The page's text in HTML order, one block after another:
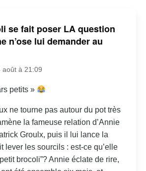
se fait poser LA question
n’ose lui demander au
août à 21:09
petits »
ne tourne pas autour du pot très
la fameuse relation d’Annie
Groulx, puis il lui lance la
lever les sourcils : est-ce qu’elle
brocoli”? Annie éclate de rire,